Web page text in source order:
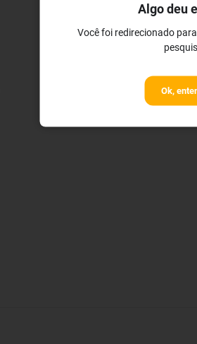
Algo deu
Você foi redirecionado
Ok,